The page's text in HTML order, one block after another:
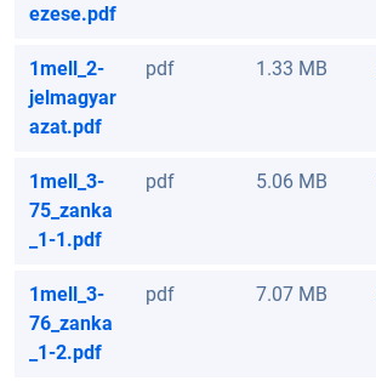
ezese.pdf
1mell_2-
jelmagyar
azat.pdf
pdf 1.33 MB
1mell_3-
75_zanka
_1-1.pdf
pdf 5.06 MB
1mell_3-
76_zanka
_1-2.pdf
pdf 7.07 MB